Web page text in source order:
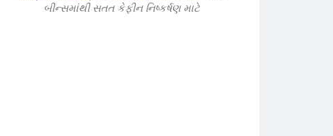
બીન્સમાંથી સતત કેફીન નિષ્કર્ષણ માટે